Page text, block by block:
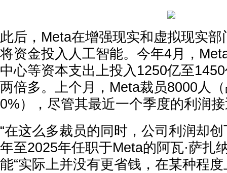
此后，Meta在增强现实和虚拟现实
将资金投入人工智能。今年4月，
中心等资本支出上投入1250亿至
两倍多。上个月，Meta裁员8000人
0%），尽管其最近一个季度的利润
“在这么多裁员的同时，公司利润却
年至2025年任职于Meta的阿瓦·萨扎
能“实际上并没有更省钱，在某种程